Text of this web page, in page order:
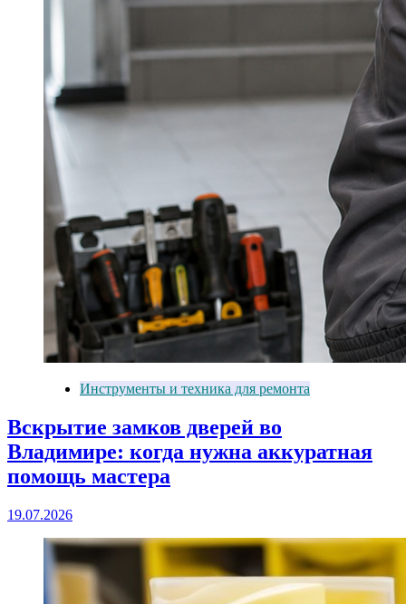
Инструменты и техника для ремонта
Вскрытие замков дверей во
Владимире: когда нужна аккуратная
помощь мастера
19.07.2026